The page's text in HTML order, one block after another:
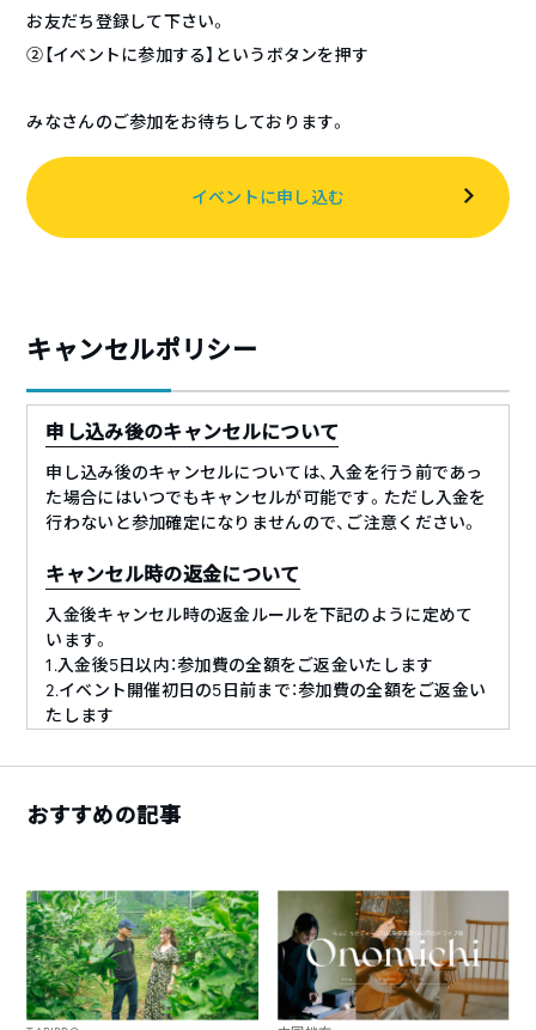
お友だち登録して下さい。
②【イベントに参加する】というボタンを押す
みなさんのご参加をお待ちしております。
イベントに申し込む
キャンセルポリシー
申し込み後のキャンセルについて
申し込み後のキャンセルについては、入金を行う前であっ
た場合にはいつでもキャンセルが可能です。ただし入金を
行わないと参加確定になりませんので、ご注意ください。
キャンセル時の返金について
入金後キャンセル時の返金ルールを下記のように定めて
います。
1.入金後5日以内：参加費の全額をご返金いたします
2.イベント開催初日の5日前まで：参加費の全額をご返金い
たします
ーキャンセル対応期限：6月1日23:59まで
で、銀行口座をご共有頂ければと思っています。返金はキ
ャンセルした日の、翌月末となりますのでご了承ください
ませ。
最小決行人数について
おすすめの記事